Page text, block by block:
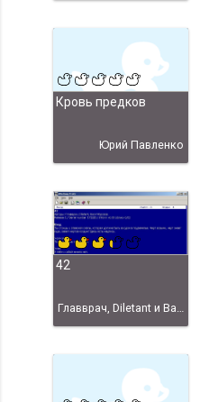
Кровь предков
Юрий Павленко
42
Главврач, Diletant и Вася Морозов